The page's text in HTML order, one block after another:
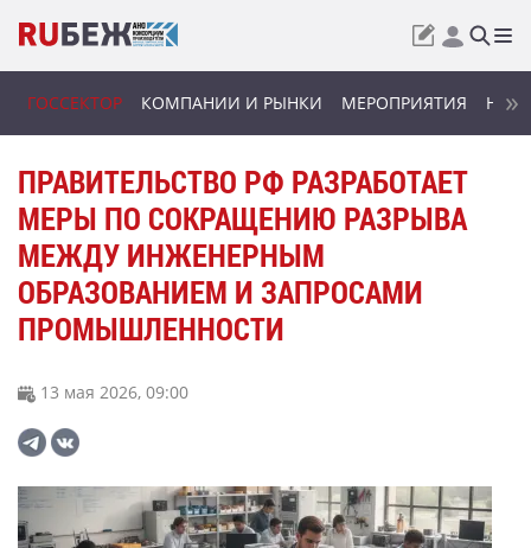
ГОССЕКТОР КОМПАНИИ И РЫНКИ МЕРОПРИЯТИЯ
ПРАВИТЕЛЬСТВО РФ РАЗРАБОТАЕТ
МЕРЫ ПО СОКРАЩЕНИЮ РАЗРЫВА
МЕЖДУ ИНЖЕНЕРНЫМ
ОБРАЗОВАНИЕМ И ЗАПРОСАМИ
ПРОМЫШЛЕННОСТИ
13 мая 2026, 09:00